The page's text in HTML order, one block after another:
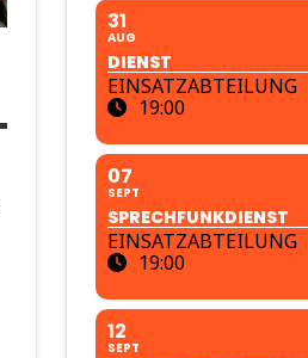
31
AUG
DIENST
EINSATZABTEILUNG
19:00
07
SEPT
SPRECHFUNKDIENST
EINSATZABTEILUNG
19:00
12
SEPT